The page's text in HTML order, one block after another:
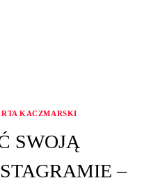
KACZMARSKI
SWOJĄ
–